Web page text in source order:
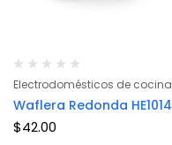
Electrodomésticos de cocina
Waflera Redonda HE1014
$42.00